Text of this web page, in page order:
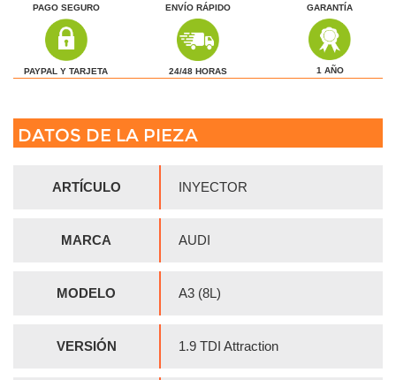
PAGO SEGURO
PAYPAL Y TARJETA
ENVÍO RÁPIDO
24/48 HORAS
GARANTÍA
1 AÑO
DATOS DE LA PIEZA
ARTÍCULO INYECTOR
MARCA AUDI
MODELO A3 (8L)
VERSIÓN 1.9 TDI Attraction